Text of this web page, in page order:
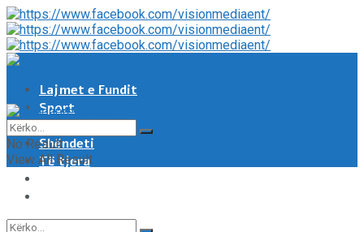
Lajmet e Fundit
Sport
Showbiz
Shëndeti
Të tjera
No Result
View All Result